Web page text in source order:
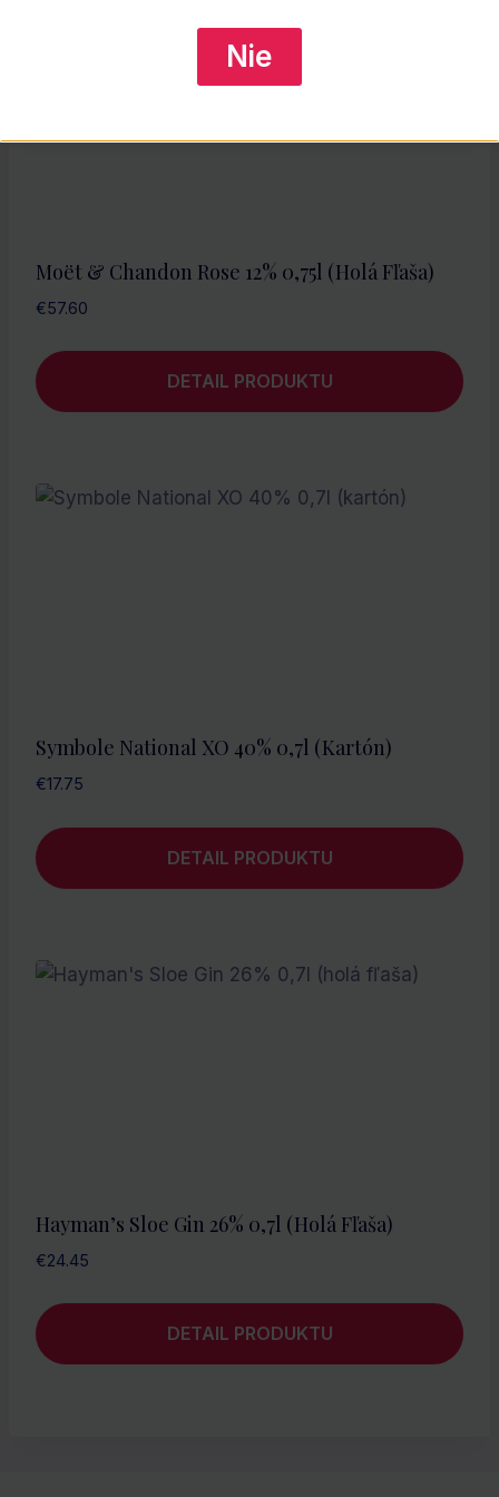
Moët & Chandon Rose 12% 0,75l (holá Fľaša)
€57.60
DETAIL PRODUKTU
Symbole National XO 40% 0,7l (kartón)
€17.75
DETAIL PRODUKTU
Hayman’s Sloe Gin 26% 0,7l (holá Fľaša)
€24.45
DETAIL PRODUKTU
Nie